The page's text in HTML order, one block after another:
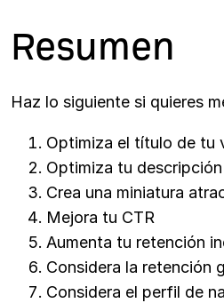
Resumen
Haz lo siguiente si quieres
Optimiza el título de tu
Optimiza tu descripción
Crea una miniatura
Mejora tu CTR
Aumenta tu retención
Considera la retención
Considera el perfil de